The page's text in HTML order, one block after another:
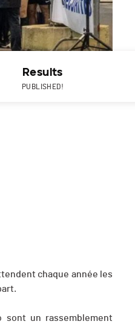
Results
PUBLISHED!
chaque année les
sont un rassemblement